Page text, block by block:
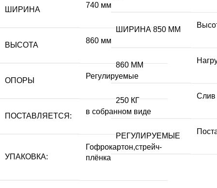
ШИРИНА
740 мм
ВЫСОТА
860 мм
ОПОРЫ
Регулируемые
ПОСТАВЛЯЕТСЯ:
в собранном виде
УПАКОВКА:
Гофрокартон,стрейч-
плёнка
ШИРИНА 850 ММ
860 ММ
250 КГ
Слив
РЕГУЛИРУЕМЫЕ